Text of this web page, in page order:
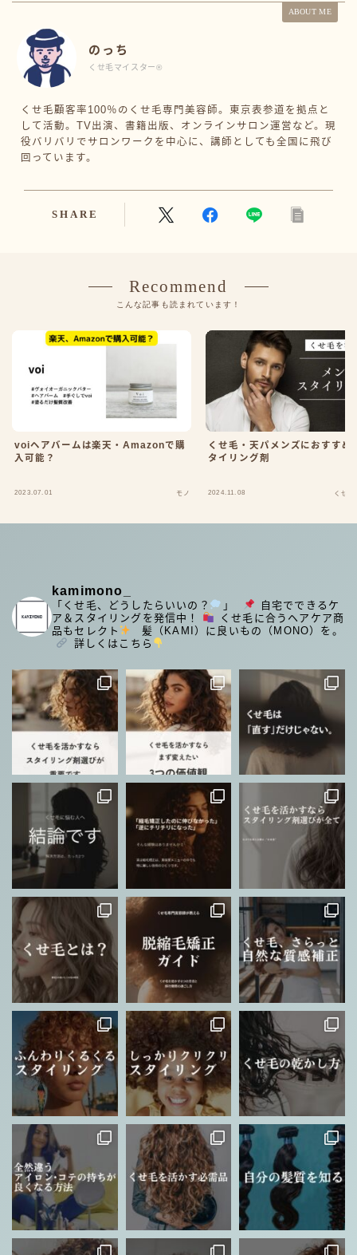
ABOUT ME
のっち
くせ毛マイスター®️
くせ毛顧客率100％のくせ毛専門美容師。東京表参道を拠点と
して活動。TV出演、書籍出版、オンラインサロン運営など。現
役バリバリでサロンワークを中心に、講師としても全国に飛び
回っています。
SHARE
Recommend
こんな記事も読まれています！
voiヘアバームは楽天・Amazonで購
入可能？
2023.07.01 モノ
くせ毛・天パメンズにおすすめ
タイリング剤
2024.11.08 くせ毛
kamimono_
「くせ毛、どうしたらいいの？ 」
自宅でできるケ
ア＆スタイリングを発信中！
くせ毛に合うヘアケア商
品もセレクト
髪（KAMI）に良いもの（MONO）を。
詳しくはこちら